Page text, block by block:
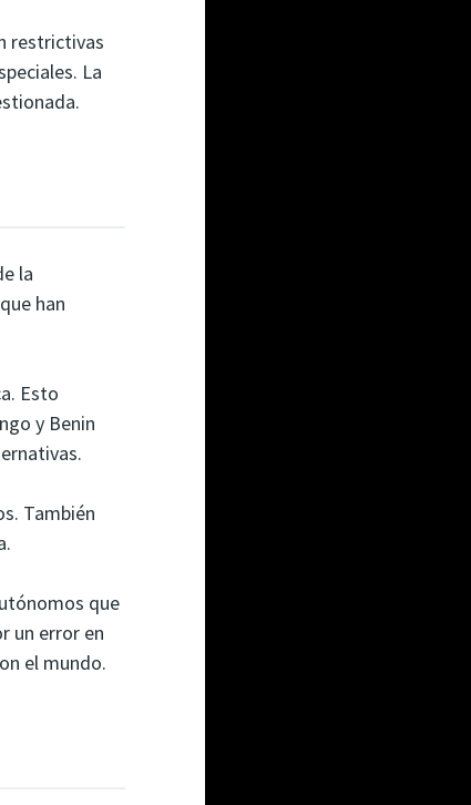
restrictivas
La
la
han
Esto
y Benin
También
que
un error en
el mundo.